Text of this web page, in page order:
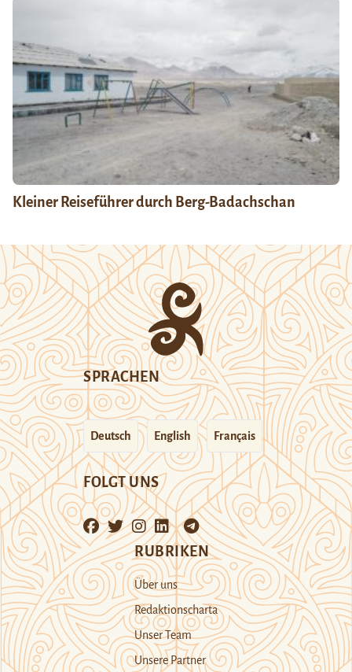
Kleiner Reiseführer durch Berg-Badachschan
SPRACHEN
Deutsch English Français
FOLGT UNS
RUBRIKEN
Über uns
Redaktionscharta
Unser Team
Unsere Partner